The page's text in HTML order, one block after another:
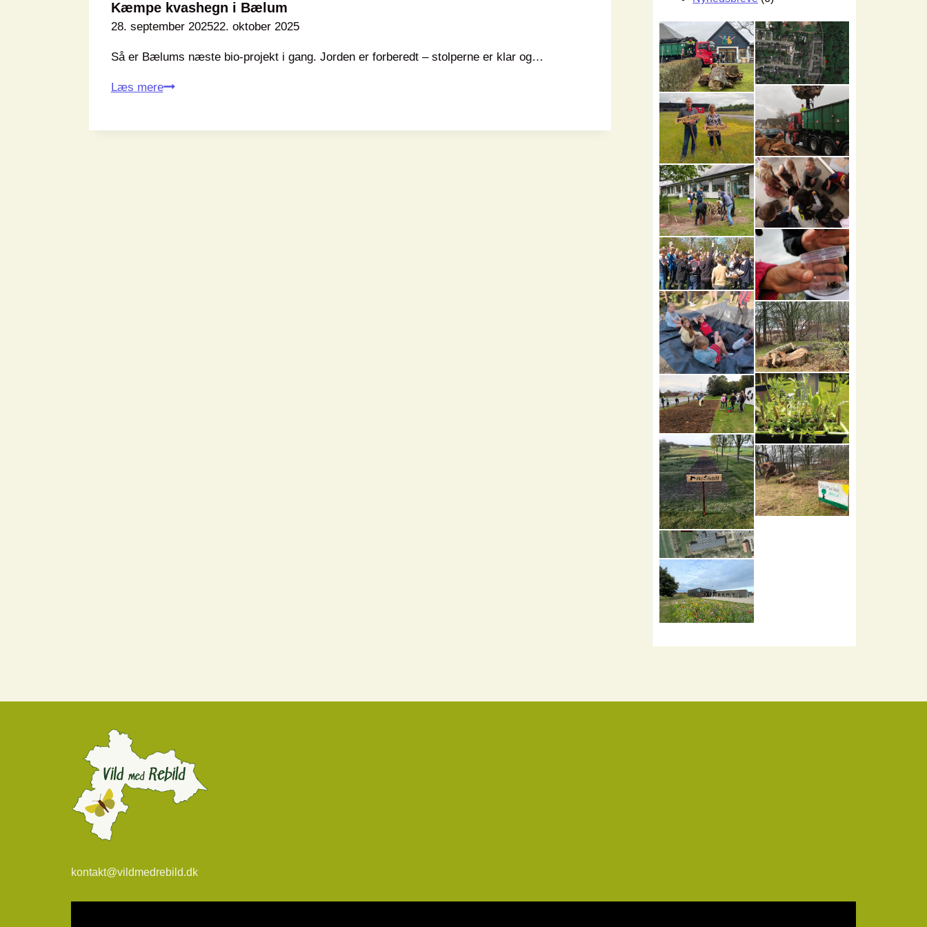
Kæmpe kvashegn i Bælum
28. september 202522. oktober 2025
Så er Bælums næste bio-projekt i gang. Jorden er forberedt – stolperne er klar og…
Læs mereKæmpe
kontakt@vildmedrebild.dk